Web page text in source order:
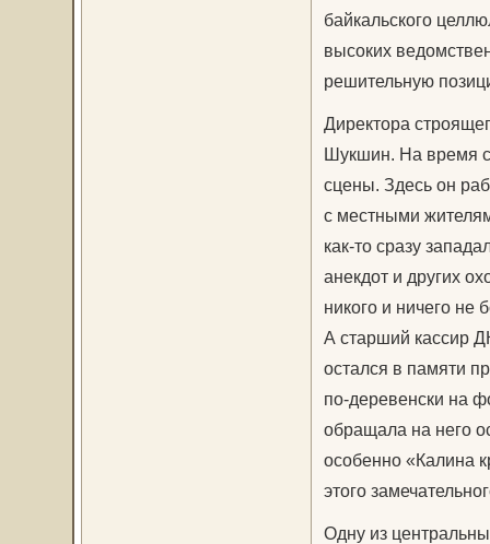
байкальского
высоких
решительную
Директора
Шукшин. На время
сцены. Здесь он
с местными
как-то сразу
анекдот и других
никого и ничего не
А старший кассир
остался в памяти
по-деревенски на
обращала на него
особенно «Калина
этого
Одну из